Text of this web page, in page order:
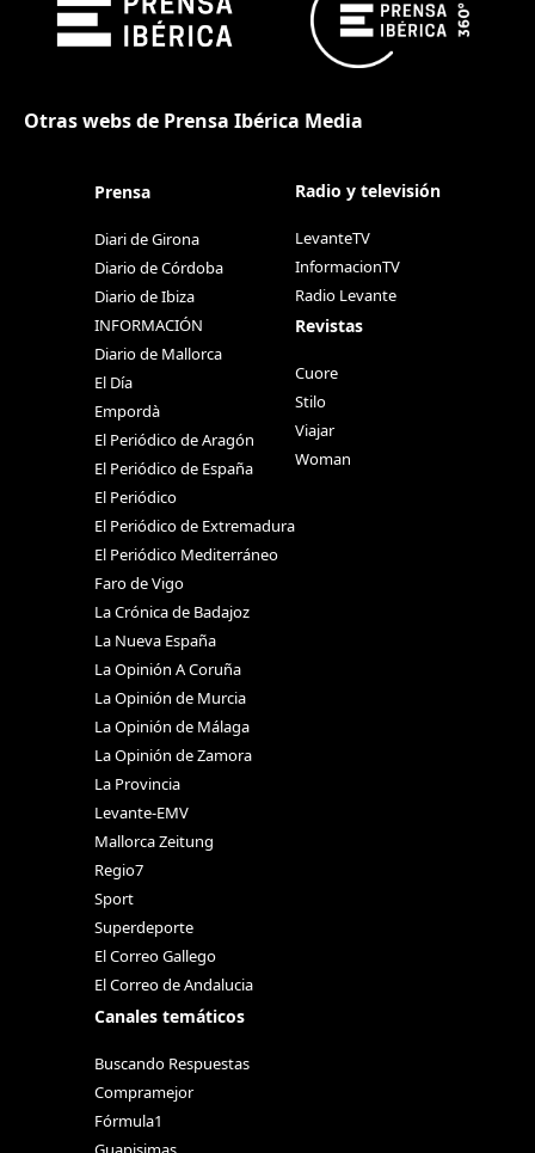
Otras webs de Prensa Ibérica Media
Prensa
Diari de Girona
Diario de Córdoba
Diario de Ibiza
INFORMACIÓN
Diario de Mallorca
El Día
Empordà
El Periódico de Aragón
El Periódico de España
El Periódico
El Periódico de Extremadura
El Periódico Mediterráneo
Faro de Vigo
La Crónica de Badajoz
La Nueva España
La Opinión A Coruña
La Opinión de Murcia
La Opinión de Málaga
La Opinión de Zamora
La Provincia
Levante-EMV
Mallorca Zeitung
Regio7
Sport
Superdeporte
El Correo Gallego
El Correo de Andalucia
Canales temáticos
Buscando Respuestas
Compramejor
Fórmula1
Radio y televisión
LevanteTV
InformacionTV
Radio Levante
Revistas
Cuore
Stilo
Viajar
Woman